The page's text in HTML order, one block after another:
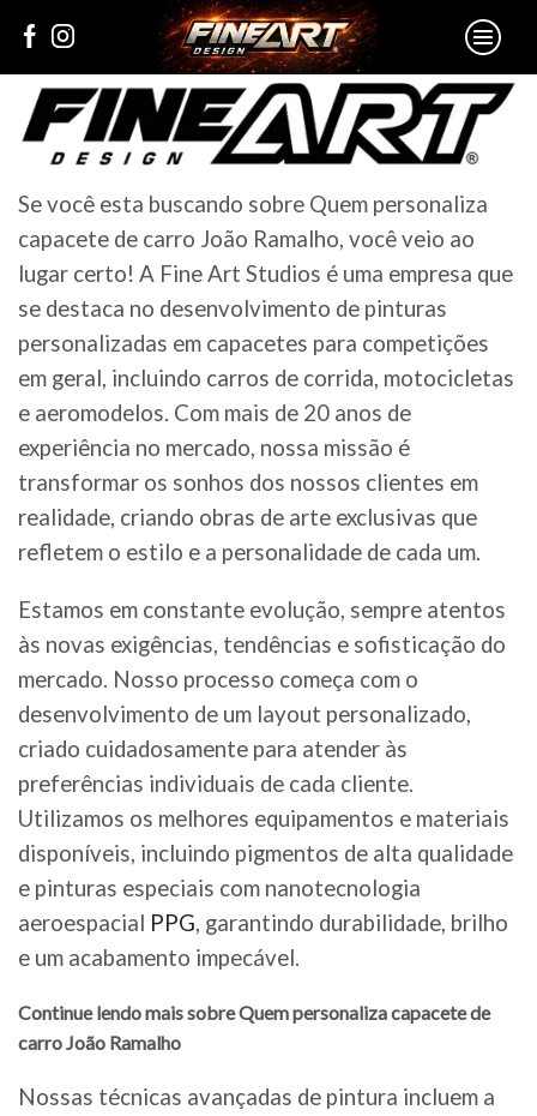
Se você esta buscando sobre Quem personaliza
capacete de carro João Ramalho, você veio ao
lugar certo! A Fine Art Studios é uma empresa que
se destaca no desenvolvimento de pinturas
personalizadas em capacetes para competições
em geral, incluindo carros de corrida, motocicletas
e aeromodelos. Com mais de 20 anos de
experiência no mercado, nossa missão é
transformar os sonhos dos nossos clientes em
realidade, criando obras de arte exclusivas que
refletem o estilo e a personalidade de cada um.
Estamos em constante evolução, sempre atentos
às novas exigências, tendências e sofisticação do
mercado. Nosso processo começa com o
desenvolvimento de um layout personalizado,
criado cuidadosamente para atender às
preferências individuais de cada cliente.
Utilizamos os melhores equipamentos e materiais
disponíveis, incluindo pigmentos de alta qualidade
e pinturas especiais com nanotecnologia
aeroespacial PPG, garantindo durabilidade, brilho
e um acabamento impecável.
Continue lendo mais sobre Quem personaliza capacete de
carro João Ramalho
Nossas técnicas avançadas de pintura incluem a